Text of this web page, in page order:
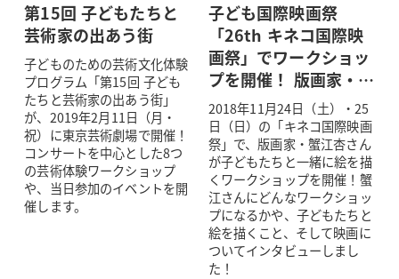
第15回 子どもたちと
芸術家の出あう街
子どものための芸術文化体験
プログラム「第15回 子ども
たちと芸術家の出あう街」
が、2019年2月11日（月・
祝）に東京芸術劇場で開催！
コンサートを中心とした8つ
の芸術体験ワークショップ
や、当日参加のイベントを開
催します。
子ども国際映画祭
「26th キネコ国際映
画祭」でワークショッ
プを開催！ 版画家・…
2018年11月24日（土）・25
日（日）の「キネコ国際映画
祭」で、版画家・蟹江杏さん
が子どもたちと一緒に絵を描
くワークショップを開催！蟹
江さんにどんなワークショッ
プになるかや、子どもたちと
絵を描くこと、そして映画に
ついてインタビューしまし
た！